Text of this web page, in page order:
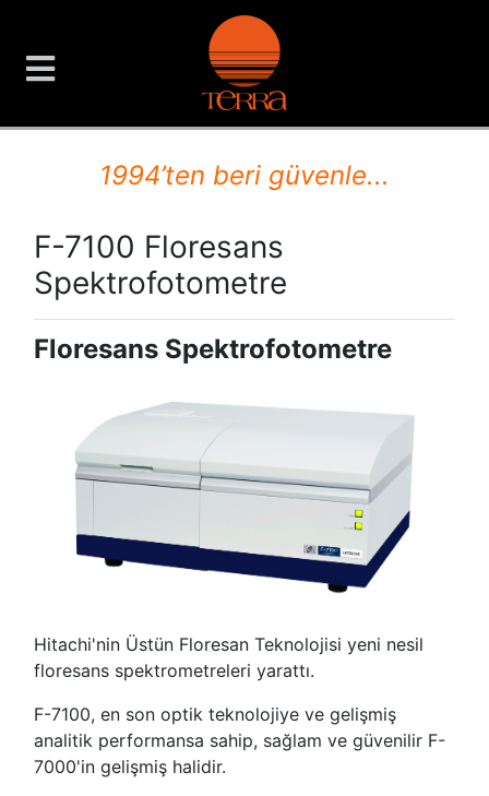
TERRA Analiz ve
1994’ten beri güvenle...
F-7100 Floresans
Spektrofotometre
Floresans Spektrofotometre
Hitachi'nin Üstün Floresan Teknolojisi yeni nesil
floresans spektrometreleri yarattı.
F-7100, en son optik teknolojiye ve gelişmiş
analitik performansa sahip, sağlam ve güvenilir F-
7000'in gelişmiş halidir.